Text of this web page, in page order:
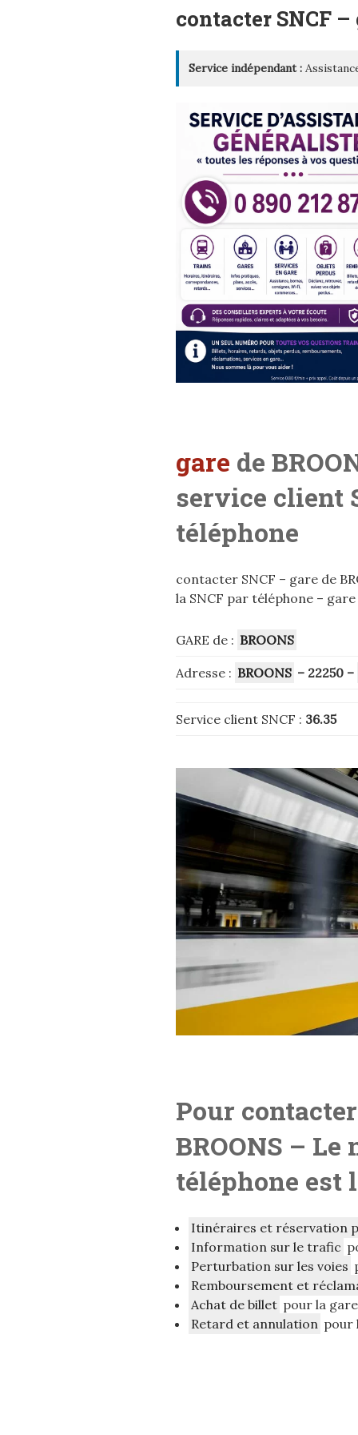
contacter SNCF –
Service indépendant :
gare de
service client
téléphone
contacter SNCF – gare de
la SNCF par téléphone –
GARE de : BROONS
Adresse : BROONS – 22250 –
Service client SNCF : 36.35
Pour
BROONS – Le
téléphone est
Itinéraires et réservation
Information sur le trafic
Perturbation sur les voies
Remboursement et
Achat de billet pour la
Retard et annulation pour